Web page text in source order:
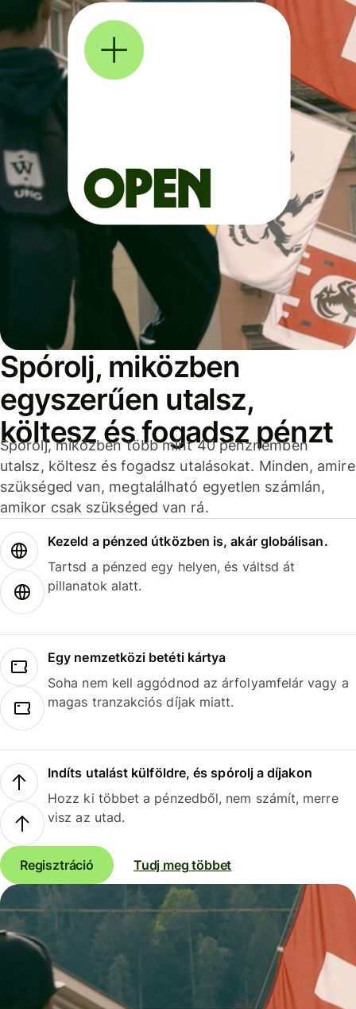
Spórolj, miközben
egyszerűen utalsz,
költesz és fogadsz pénzt
Spórolj, miközben több mint 40 pénznemben
utalsz, költesz és fogadsz utalásokat. Minden, amire
szükséged van, megtalálható egyetlen számlán,
amikor csak szükséged van rá.
Kezeld a pénzed útközben is, akár globálisan.
Tartsd a pénzed egy helyen, és váltsd át
pillanatok alatt.
Egy nemzetközi betéti kártya
Soha nem kell aggódnod az árfolyamfelár vagy a
magas tranzakciós díjak miatt.
Indíts utalást külföldre, és spórolj a díjakon
Hozz ki többet a pénzedből, nem számít, merre
visz az utad.
Regisztráció Tudj meg többet